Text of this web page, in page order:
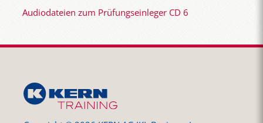
Audiodateien zum Prüfungseinleger CD 6